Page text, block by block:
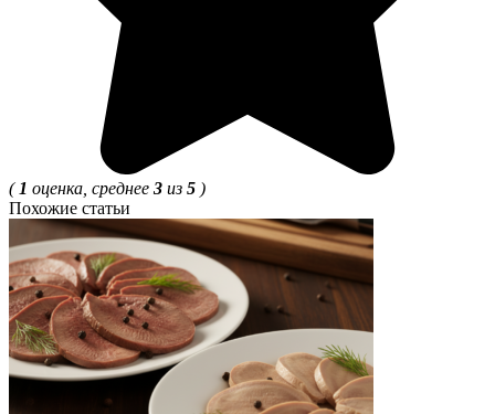
( 1 оценка, среднее 3 из 5 )
Похожие статьи